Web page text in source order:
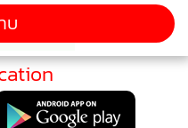
ฟต์แวร์และฮาร์ดแวร์ที่ได้รับ
ฟอร์มระดับแนวหน้าของ
กลาง (CPU) หน่วยประมวล
ลผลกราฟิก (GPU) ที่จะ
ากปัญญาประดิษฐ์ด้วย AI
บ